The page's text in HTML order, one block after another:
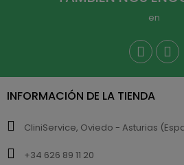
en
INFORMACIÓN DE LA TIENDA
CliniService, Oviedo - Asturias
+34 626 89 11 20